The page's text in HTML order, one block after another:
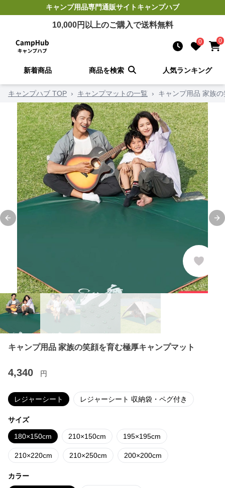
キャンプ用品専門通販サイトキャンプハブ
10,000円以上のご購入で送料無料
0 0
新着商品 商品を検索 人気ランキング
キャンプハブ TOP › キャンプマットの一覧 › キャンプ用品 家族
Previous slide
キャンプ用品 家族の笑顔を育む極厚キャンプマット
4,340 円
レジャーシート レジャーシート 収納袋・ペグ付き
サイズ
180×150cm 210×150cm 195×195cm
210×220cm 210×250cm 200×200cm
カラー